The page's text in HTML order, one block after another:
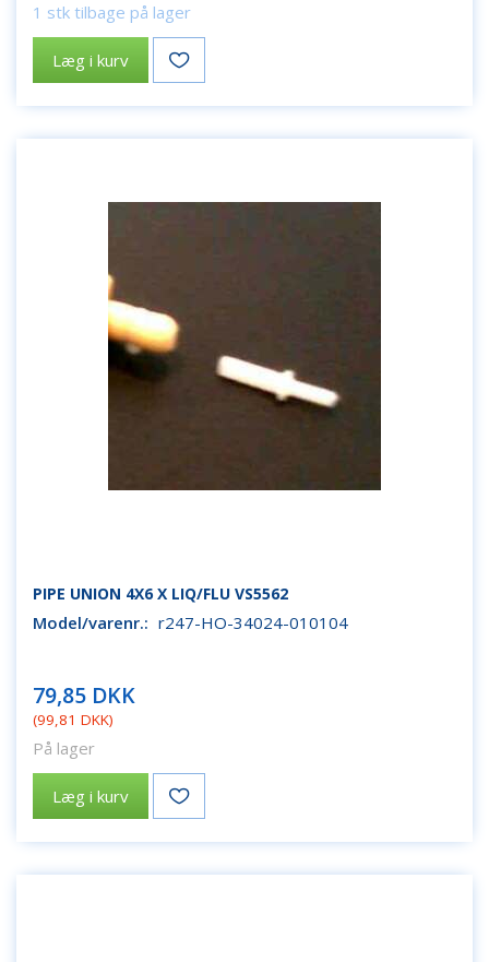
1 stk tilbage på lager
Læg i kurv
PIPE UNION 4X6 X LIQ/FLU VS5562
Model/varenr.: r247-HO-34024-010104
79,85 DKK
(99,81 DKK)
På lager
Læg i kurv